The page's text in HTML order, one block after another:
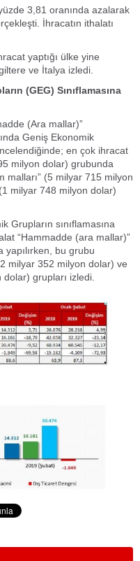
3,81 oranında azalarak
İhracatın ithalatı
yaptığı ülke yine
ve İtalya izledi.
(GEG) Sınıflamasına
(Ara mallar)”
Geniş Ekonomik
en çok ihracat
milyon dolar) grubunda
malları” (5 milyar 715 milyon
milyar 748 milyon dolar)
Grupların sınıflamasına
“Hammadde (ara mallar)”
bu grubu
milyar 352 milyon dolar) ve
grupları izledi.